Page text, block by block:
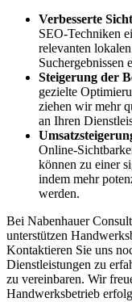
Verbesserte
SEO-Techniken
relevanten
Suchergebnissen
Steigerung der
gezielte
ziehen wir mehr
an Ihren
Online-
können zu einer
indem mehr
werden.
Bei Nabenhauer
unterstützen
Kontaktieren Sie uns
Dienstleistungen zu
zu vereinbaren. Wir
Handwerksbetrieb